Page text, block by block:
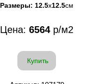
Размеры: 12.5x12.5см
Цена: 6564 р/м2
Купить